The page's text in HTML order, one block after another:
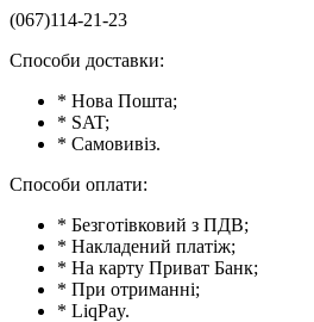
(067)114-21-23
Способи доставки:
* Нова Пошта;
* SAT;
* Самовивіз.
Способи оплати:
* Безготівковий з ПДВ;
* Накладений платіж;
* На карту Приват Банк;
* При отриманні;
* LiqPay.